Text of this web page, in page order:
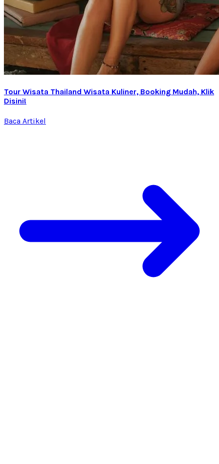
Tour Wisata Thailand Wisata Kuliner, Booking Mudah, Klik
Disini!
Baca Artikel